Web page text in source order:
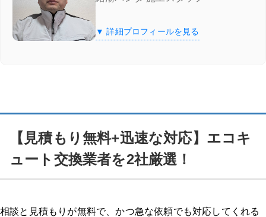
【見積もり無料+迅速な対応】エコキュート交換業者を2社厳選！
エコ救 from おうちのアラート
▼ 詳細プロフィールを見る
【見積もり無料+迅速な対応】エコキ
ュート交換業者を2社厳選！
相談と見積もりが無料で、かつ急な依頼でも対応してくれる